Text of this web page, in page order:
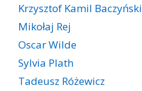
Krzysztof Kamil Baczyński
Mikołaj Rej
Oscar Wilde
Sylvia Plath
Tadeusz Różewicz